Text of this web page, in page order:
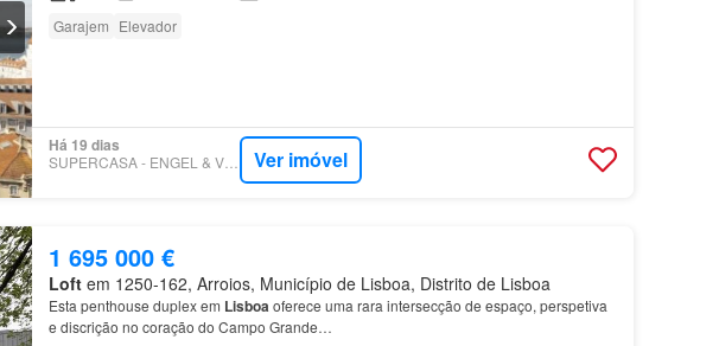
Garajem Elevador
Há 19 dias
SUPERCASA - ENGEL & VÖLKERS LISBOA Ver imóvel
1 695 000 €
Loftem 1250-162, Arroios, Município de Lisboa, Distrito de Lisboa
Esta penthouse duplex em Lisboaoferece uma rara intersecção de espaço, perspetiva
e discrição no coração do Campo Grande…